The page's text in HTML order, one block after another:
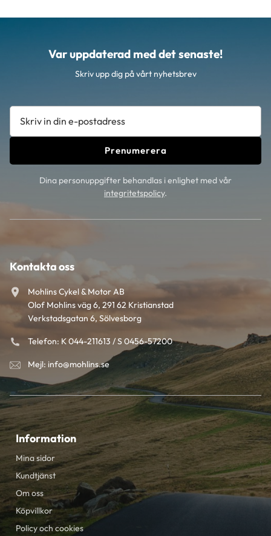
Var uppdaterad med det senaste!
Skriv upp dig på vårt nyhetsbrev
Prenumerera
Dina personuppgifter behandlas i enlighet med vår
integritetspolicy.
Kontakta oss
Mohlins Cykel & Motor AB
Olof Mohlins väg 6, 291 62 Kristianstad
Verkstadsgatan 6, Sölvesborg
Telefon: K 044-211613 / S 0456-57200
Mejl: info@mohlins.se
Information
Mina sidor
Kundtjänst
Om oss
Köpvillkor
Policy och cookies